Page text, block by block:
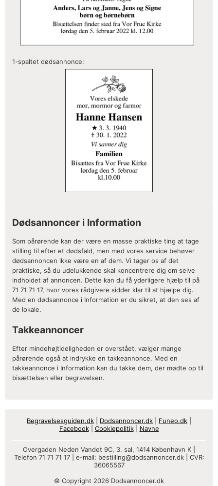
1-spaltet dødsannonce:
Dødsannoncer i Information
Som pårørende kan der være en masse praktiske ting at tage
stilling til efter et dødsfald, men med vores service behøver
dødsannoncen ikke være en af dem. Vi tager os af det
praktiske, så du udelukkende skal koncentrere dig om selve
indholdet af annoncen. Dette kan du få yderligere hjælp til på
71 71 71 17, hvor vores rådgivere sidder klar til at hjælpe dig.
Med en dødsannonce i Information er du sikret, at den ses af
de lokale.
Takkeannoncer
Efter mindehøjtideligheden er overstået, vælger mange
pårørende også at indrykke en takkeannonce. Med en
takkeannonce i Information kan du takke dem, der mødte op til
bisættelsen eller begravelsen.
Begravelsesguiden.dk Dodsannoncer.dk Funeo.dk
Facebook| Cookiepolitik| Navne
Overgaden Neden Vandet 9C, 3. sal, 1414 København K |
Telefon 71 71 71 17 | e-mail: bestilling@dodsannoncer.dk| CVR:
36065567
© Copyright 2026 Dodsannoncer.dk